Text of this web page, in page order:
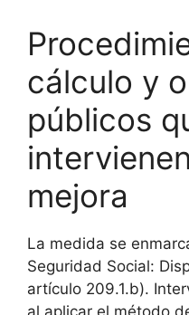
cálculo y
públicos
mejora
La medida se
Seguridad Social:
artículo 209.1.b).